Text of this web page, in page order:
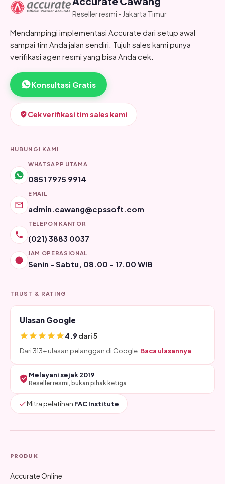
Reseller resmi - Jakarta Timur
Mendampingi implementasi Accurate dari setup awal
sampai tim Anda jalan sendiri. Tujuh sales kami punya
verifikasi agen resmi yang bisa Anda cek.
Konsultasi Gratis
Cek verifikasi tim sales kami
HUBUNGI KAMI
WHATSAPP UTAMA
0851 7975 9914
EMAIL
admin.cawang@cpssoft.com
TELEPON KANTOR
(021) 3883 0037
JAM OPERASIONAL
Senin - Sabtu, 08.00 - 17.00 WIB
TRUST & RATING
Ulasan Google
4.9dari 5
Dari 313+ ulasan pelanggan di Google. Baca ulasannya
Melayani sejak 2019
Reseller resmi, bukan pihak ketiga
Mitra pelatihan FAC Institute
PRODUK
Accurate Online